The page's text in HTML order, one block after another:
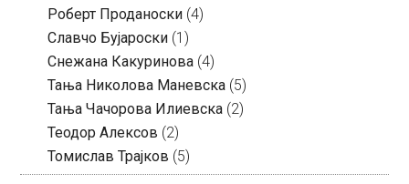
Роберт Проданоски (4)
Славчо Бујароски (1)
Снежана Какуринова (4)
Тања Николова Маневска (5)
Тања Чачорова Илиевска (2)
Теодор Алексов (2)
Томислав Трајков (5)